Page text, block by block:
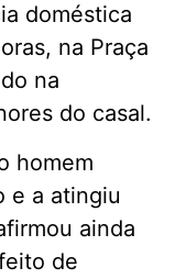
doméstica
na Praça
na
do casal.
homem
e a atingiu
ainda
de